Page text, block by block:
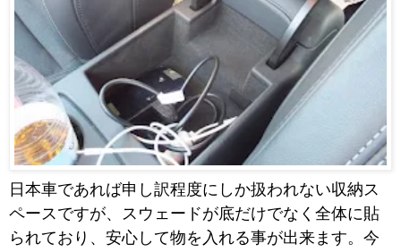
日本車であれば申し訳程度にしか扱われない収納ス
ペースですが、スウェードが底だけでなく全体に貼
られており、安心して物を入れる事が出来ます。今